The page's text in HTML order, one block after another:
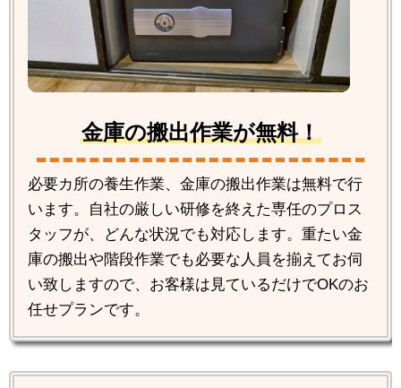
金庫の搬出作業が無料！
必要カ所の養生作業、金庫の搬出作業は無料で行
います。自社の厳しい研修を終えた専任のプロス
タッフが、どんな状況でも対応します。重たい金
庫の搬出や階段作業でも必要な人員を揃えてお伺
い致しますので、お客様は見ているだけでOKのお
任せプランです。